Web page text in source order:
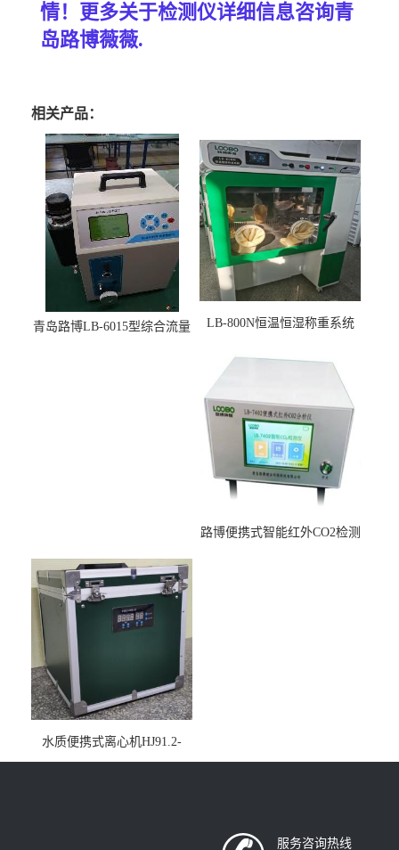
情！更多关于检测仪详细信息咨询青
岛路博薇薇.
相关产品：
青岛路博LB-6015型综合流量
LB-800N恒温恒湿称重系统
路博便携式智能红外CO2检测
水质便携式离心机HJ91.2-
2022地表水总磷监测内置有
服务咨询热线